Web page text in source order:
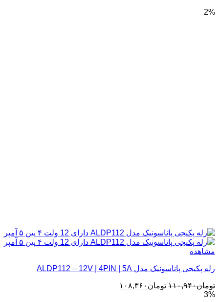
2%
مشاهده
رله پکیجی پاناسونیک مدل ALDP112 – 12V | 4PIN | 5A
تومان۱۱۰,۹۴۰ قیمت
تومان ۱۰۸,۳۶۰
3%